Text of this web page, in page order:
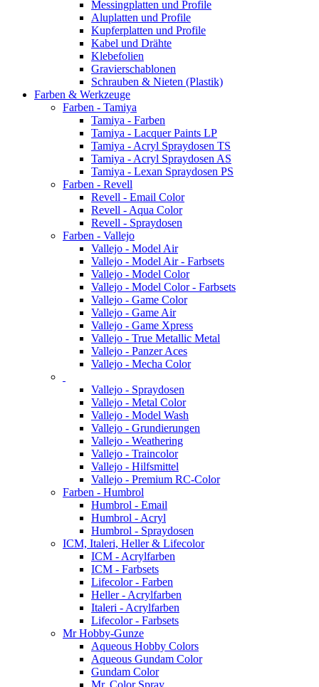
Messingplatten und Profile
Aluplatten und Profile
Kupferplatten und Profile
Kabel und Drähte
Klebefolien
Gravierschablonen
Schrauben & Nieten (Plastik)
Farben & Werkzeuge
Farben - Tamiya
Tamiya - Farben
Tamiya - Lacquer Paints LP
Tamiya - Acryl Spraydosen TS
Tamiya - Acryl Spraydosen AS
Tamiya - Lexan Spraydosen PS
Farben - Revell
Revell - Email Color
Revell - Aqua Color
Revell - Spraydosen
Farben - Vallejo
Vallejo - Model Air
Vallejo - Model Air - Farbsets
Vallejo - Model Color
Vallejo - Model Color - Farbsets
Vallejo - Game Color
Vallejo - Game Air
Vallejo - Game Xpress
Vallejo - True Metallic Metal
Vallejo - Panzer Aces
Vallejo - Mecha Color
Vallejo - Spraydosen
Vallejo - Metal Color
Vallejo - Model Wash
Vallejo - Grundierungen
Vallejo - Weathering
Vallejo - Traincolor
Vallejo - Hilfsmittel
Vallejo - Premium RC-Color
Farben - Humbrol
Humbrol - Email
Humbrol - Acryl
Humbrol - Spraydosen
ICM, Italeri, Heller & Lifecolor
ICM - Acrylfarben
ICM - Farbsets
Lifecolor - Farben
Heller - Acrylfarben
Italeri - Acrylfarben
Lifecolor - Farbsets
Mr Hobby-Gunze
Aqueous Hobby Colors
Aqueous Gundam Color
Gundam Color
Mr. Color Spray